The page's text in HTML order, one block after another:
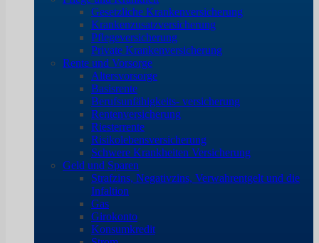
Gesetzliche Krankenversicherung
Krankenzusatzversicherung
Pflegeversicherung
Private Krankenversicherung
Rente und Vorsorge
Altersvorsorge
Basisrente
Berufsunfähigkeits- versicherung
Rentenversicherung
Riesterrente
Risikolebensversicherung
Schwere Krankheiten Versicherung
Geld und Sparen
Strafzins, Negativzins, Verwahrentgelt und die
Infaltion
Gas
Girokonto
Konsumkredit